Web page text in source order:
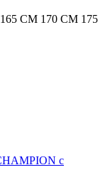
165 CM 170 CM 175